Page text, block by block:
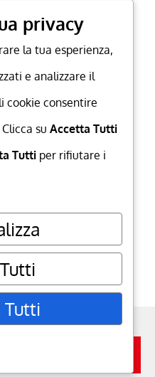
. P.IVA
privacy
la tua esperienza,
e analizzare il
cookie consentire
Clicca su Accetta Tutti
Tutti per rifiutare i
Tutti